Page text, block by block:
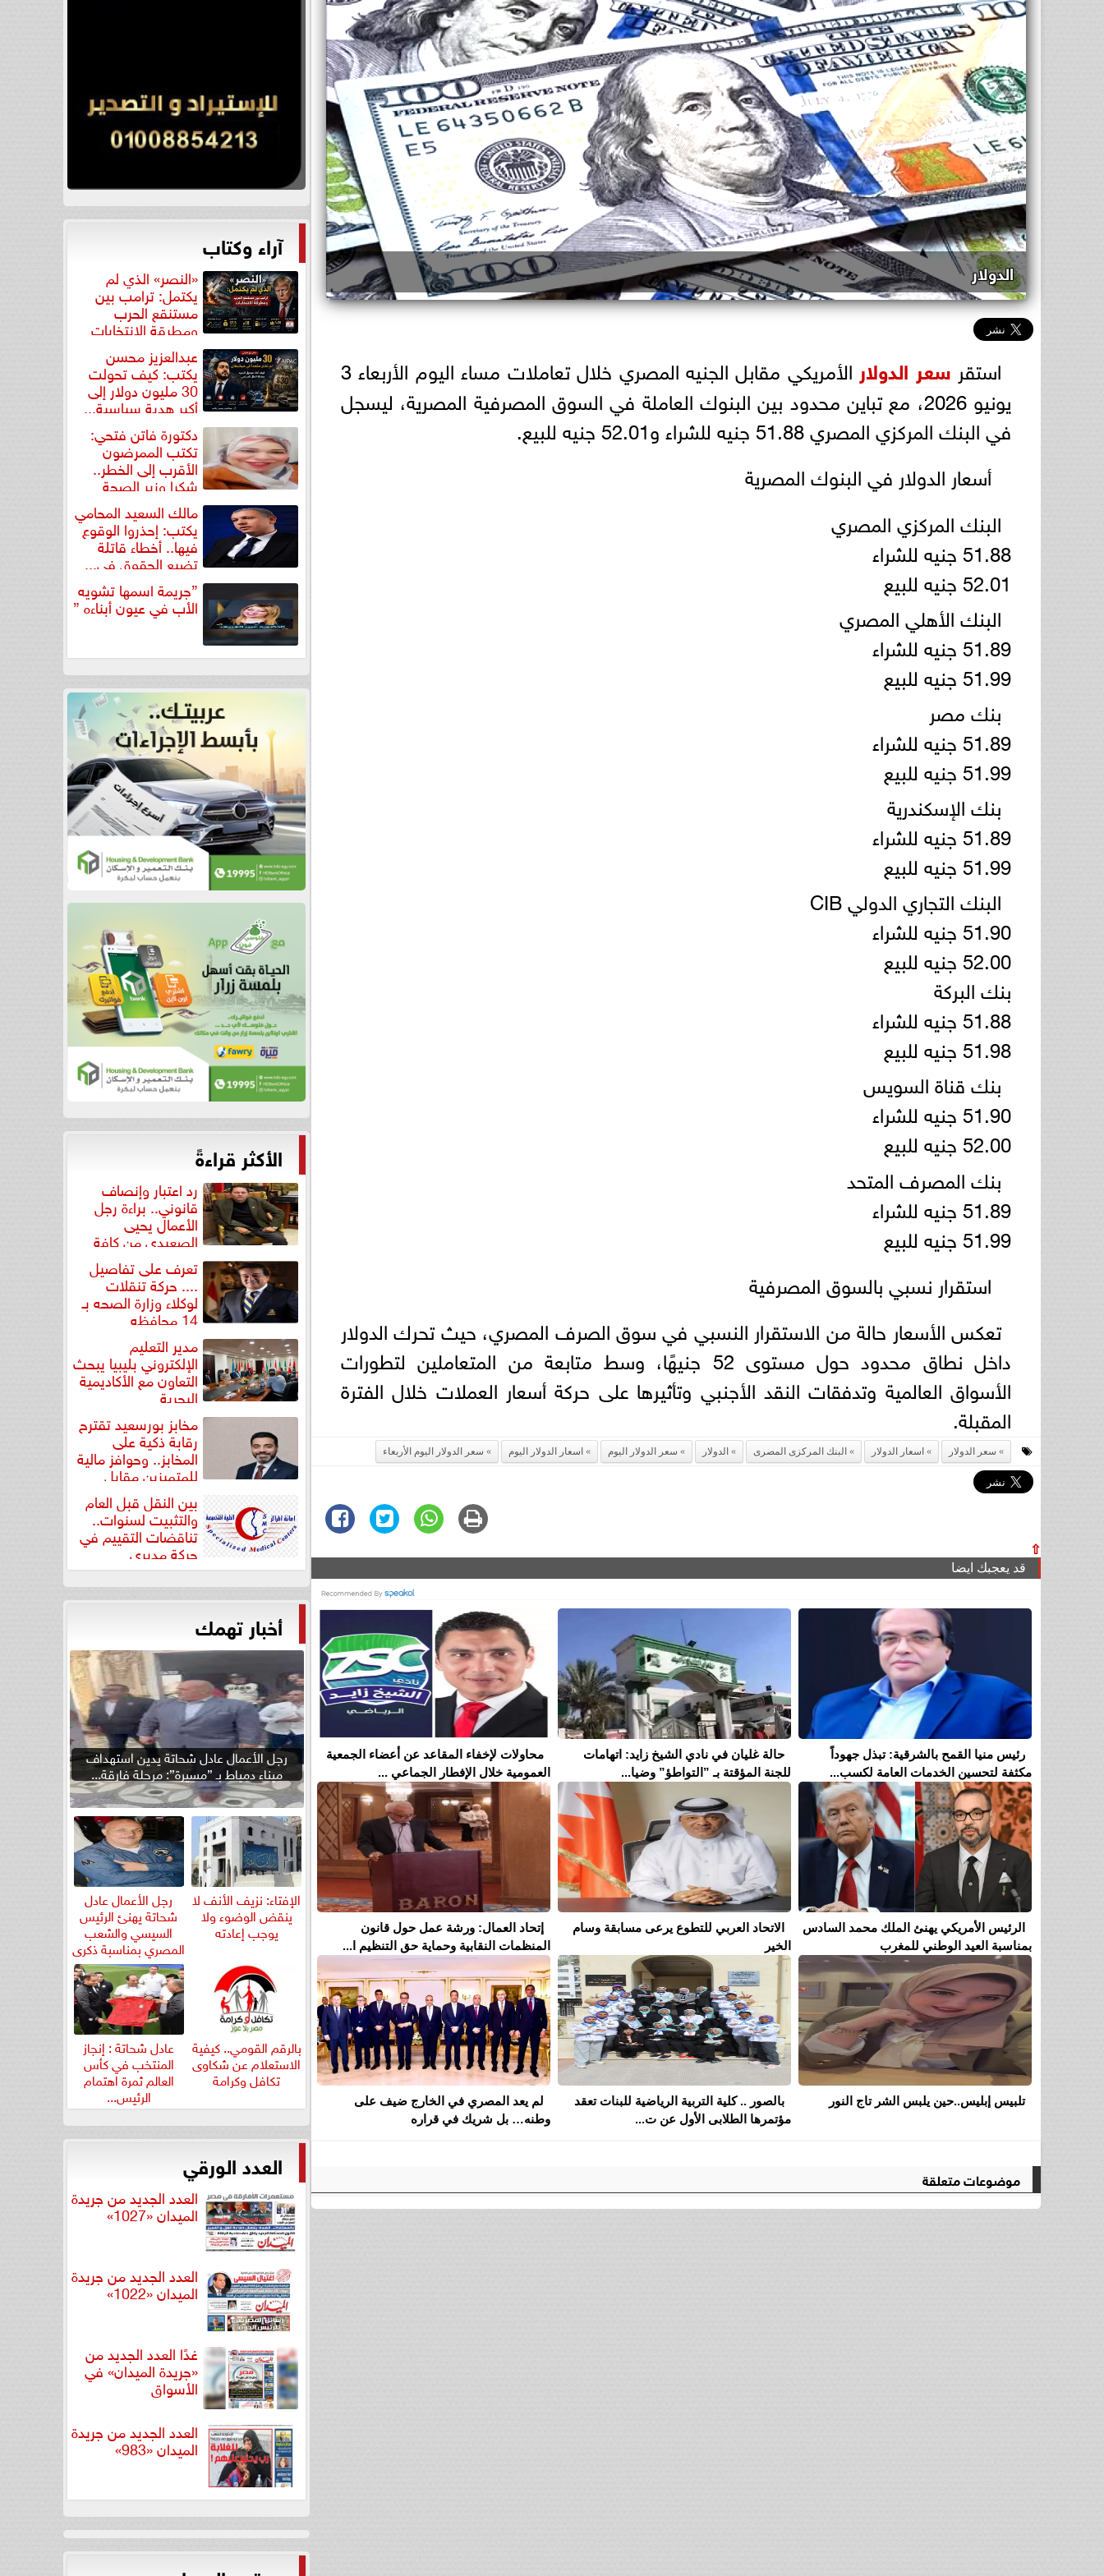
الدوﻻر
استقر سعر الدولار
الأمريكي مقابل الجنيه المصري خلال تعاملات مساء اليوم الأربعاء 3
يونيو 2026، مع تباين محدود بين البنوك العاملة في السوق المصرفية المصرية، ليسجل
في البنك المركزي المصري 51.88 جنيه للشراء و52.01 جنيه للبيع.
أسعار الدولار في البنوك المصرية
البنك المركزي المصري
51.88 جنيه للشراء
52.01 جنيه للبيع
البنك الأهلي المصري
51.89 جنيه للشراء
51.99 جنيه للبيع
بنك مصر
51.89 جنيه للشراء
51.99 جنيه للبيع
بنك الإسكندرية
51.89 جنيه للشراء
51.99 جنيه للبيع
البنك التجاري الدولي CIB
51.90 جنيه للشراء
52.00 جنيه للبيع
بنك البركة
51.88 جنيه للشراء
51.98 جنيه للبيع
بنك قناة السويس
51.90 جنيه للشراء
52.00 جنيه للبيع
بنك المصرف المتحد
51.89 جنيه للشراء
51.99 جنيه للبيع
استقرار نسبي بالسوق المصرفية
تعكس الأسعار حالة من الاستقرار النسبي في سوق الصرف المصري، حيث تحرك الدولار
داخل نطاق محدود حول مستوى 52 جنيهًا، وسط متابعة من المتعاملين لتطورات
الأسواق العالمية وتدفقات النقد الأجنبي وتأثيرها على حركة أسعار العملات خلال الفترة
المقبلة.
سعر الدولار اسعار الدولار البنك المركزى المصرى الدولار سعر الدولار اليوم اسعار الدولار اليوم سعر الدولار اليوم الأربعاء
⇧
قد يعجبك ايضا
رئيس منيا القمح بالشرقية: تبذل جهوداً
مكثفة لتحسين الخدمات العامة لكسب...
حالة غليان في نادي الشيخ زايد: اتهامات
للجنة المؤقتة بـ ”التواطؤ” وضيا...
محاولات لإخفاء المقاعد عن أعضاء الجمعية
العمومية خلال الإفطار الجماعي ...
الرئيس الأمريكي يهنئ الملك محمد السادس
بمناسبة العيد الوطني للمغرب
الاتحاد العربي للتطوع يرعى مسابقة وسام
الخير
إتحاد العمال: ورشة عمل حول قانون
المنظمات النقابية وحماية حق التنظيم ا...
تلبيس إبليس..حين يلبس الشر تاج النور
بالصور .. كلية التربية الرياضية للبنات تعقد
مؤتمرها الطلابى الأول عن ت...
لم يعد المصري في الخارج ضيف على
وطنه… بل شريك في قراره
موضوعات متعلقة
آراء وكتاب
«النصر» الذي لم
يكتمل: ترامب بين
مستنقع الحرب
ومطرقة الانتخابات
عبدالعزيز محسن
يكتب: كيف تحولت
30 مليون دولار إلى
أكبر هدية سياسية...
دكتورة فاتن فتحي:
تكتب الممرضون
الأقرب إلى الخطر..
شكرا وزير الصحة
لتكريم... مالك السعيد المحامي
يكتب: إحذروا الوقوع
فيها.. أخطاء قاتلة
تضيع الحقوق في...
”جريمة اسمها تشويه
الأب في عيون أبناءه ”
الأكثر قراءةً
رد اعتبار وإنصاف
قانوني.. براءة رجل
الأعمال يحيى
الصعيدي من كافة
التهم... تعرف على تفاصيل
.... حركة تنقلات
لوكلاء وزارة الصحه بـ
14 محافظه
مدير التعليم
الإلكتروني بليبيا يبحث
التعاون مع الأكاديمية
البحرية
مخابز بورسعيد تقترح
رقابة ذكية على
المخابز.. وحوافز مالية
للمتميزين مقابل
بين النقل قبل العام
والتثبيت لسنوات..
تناقضات التقييم في
حركة مديري
”مستشفيات...
أخبار تهمك
رجل الأعمال عادل شحاتة يدين استهداف
ميناء دمياط بـ ”مسيرة”: مرحلة فارقة...
الإفتاء: نزيف الأنف لا
ينقض الوضوء ولا
يوجب إعادته
رجل الأعمال عادل
شحاتة يهنئ الرئيس
السيسي والشعب
المصري بمناسبة ذكرى
ثورة...
بالرقم القومي.. كيفية
الاستعلام عن شكاوى
تكافل وكرامة
عادل شحاتة : إنجاز
المنتخب في كأس
العالم ثمرة اهتمام
الرئيس...
العدد الورقي
العدد الجديد من جريدة
الميدان «1027»
العدد الجديد من جريدة
الميدان «1022»
غدًا العدد الجديد من
«جريدة الميدان» في
الأسواق
العدد الجديد من جريدة
الميدان «983»